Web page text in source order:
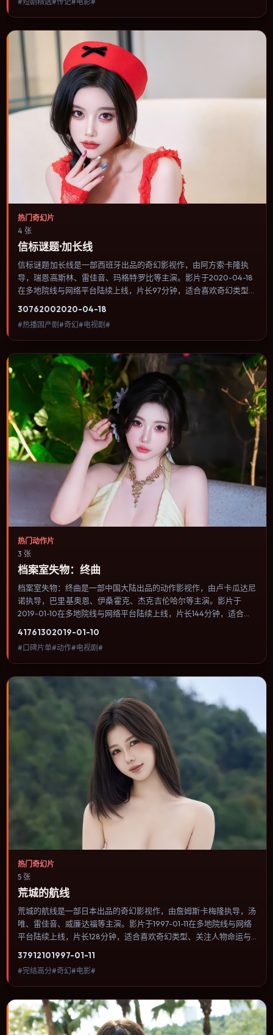
选择与情节推进，节奏与视听语言统一，可作为休闲观影或类型片补
片的选择。
热门奇幻片
4 张
信标谜题·加长线
信标谜题·加长线是一部西班牙出品的奇幻影视作，由阿方索·卡隆执
导，瑞恩·高斯林、雷佳音、玛格特·罗比等主演。影片于2020-04-18
在多地院线与网络平台陆续上线，片长97分钟，适合喜欢奇幻类型、
节推进，节奏与视听语言统一，可作为休闲观影或类型片补片的选
择。
30762002020-04-18
#热播国产剧#奇幻#电视剧#
热门动作片
3 张
档案室失物：终曲
档案室失物：终曲是一部中国大陆出品的动作影视作，由卢卡·瓜达尼
诺执导，巴里·基奥恩、伊桑·霍克、杰克·吉伦哈尔等主演。影片于
2019-01-10在多地院线与网络平台陆续上线，片长144分钟，适合喜
择与情节推进，节奏与视听语言统一，可作为休闲观影或类型片补片
的选择。
41761302019-01-10
#口碑片单#动作#电视剧#
热门奇幻片
5 张
荒城的航线
荒城的航线是一部日本出品的奇幻影视作，由詹姆斯·卡梅隆执导，汤
唯、雷佳音、威廉·达福等主演。影片于1997-01-11在多地院线与网络
平台陆续上线，片长128分钟，适合喜欢奇幻类型、关注人物命运与
与视听语言统一，可作为休闲观影或类型片补片的选择。
37912101997-01-11
#完结高分#奇幻#电影#